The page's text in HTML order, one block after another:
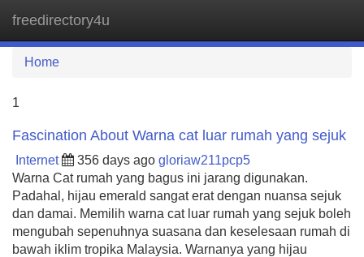
freedirectory4u
Home
1
Fascination About Warna cat luar rumah yang sejuk
Internet 356 days ago gloriaw211pcp5
Warna Cat rumah yang bagus ini jarang digunakan.
Padahal, hijau emerald sangat erat dengan nuansa sejuk
dan damai. Memilih warna cat luar rumah yang sejuk boleh
mengubah sepenuhnya suasana dan keselesaan rumah di
bawah iklim tropika Malaysia. Warnanya yang hijau